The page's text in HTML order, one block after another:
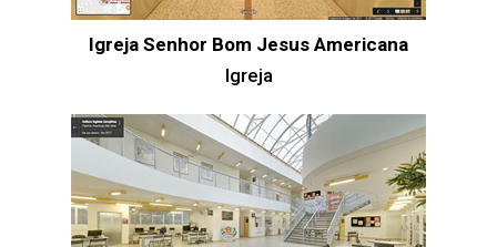
Igreja Senhor Bom Jesus Americana
Igreja